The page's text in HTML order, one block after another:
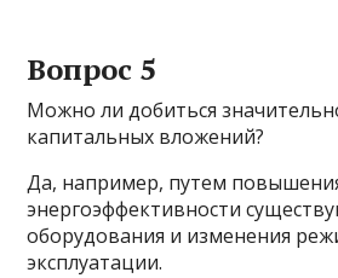
Вопрос 5
Можно ли добиться
капитальных вложений?
Да, например, путем
энергоэффективности
оборудования и изменения
эксплуатации.